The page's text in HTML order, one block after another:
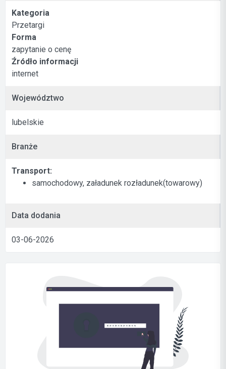
Kategoria
Przetargi
Forma
zapytanie o cenę
Źródło informacji
internet
Województwo
lubelskie
Branże
Transport:
samochodowy, załadunek rozładunek(towarowy)
Data dodania
03-06-2026